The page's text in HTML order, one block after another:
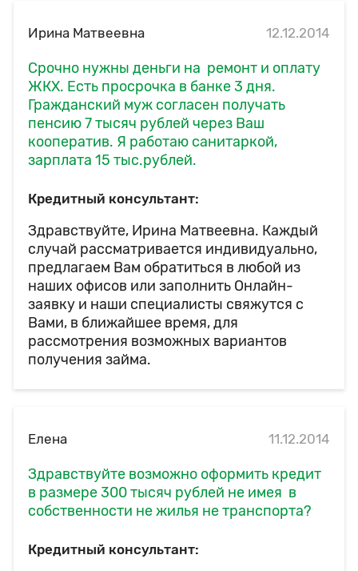
Ирина Матвеевна 12.12.2014
Срочно нужны деньги на ремонт и оплату
ЖКХ. Есть просрочка в банке 3 дня.
Гражданский муж согласен получать
пенсию 7 тысяч рублей через Ваш
кооператив. Я работаю санитаркой,
зарплата 15 тыс.рублей.
Кредитный консультант:
Здравствуйте, Ирина Матвеевна. Каждый
случай рассматривается индивидуально,
предлагаем Вам обратиться в любой из
наших офисов или заполнить Онлайн-
заявку и наши специалисты свяжутся с
Вами, в ближайшее время, для
рассмотрения возможных вариантов
получения займа.
Елена 11.12.2014
Здравствуйте возможно оформить кредит
в размере 300 тысяч рублей не имея в
собственности не жилья не транспорта?
Кредитный консультант: